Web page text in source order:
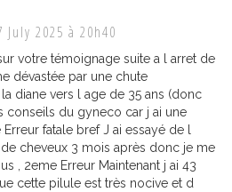
2025 à 20h40
votre témoignage suite a l arret de
dévastée par une chute
diane vers l age de 35 ans (donc
conseils du gyneco car j ai une
fatale bref J ai essayé de l
cheveux 3 mois après donc je me
, 2eme Erreur Maintenant j ai 43
cette pilule est très nocive et d